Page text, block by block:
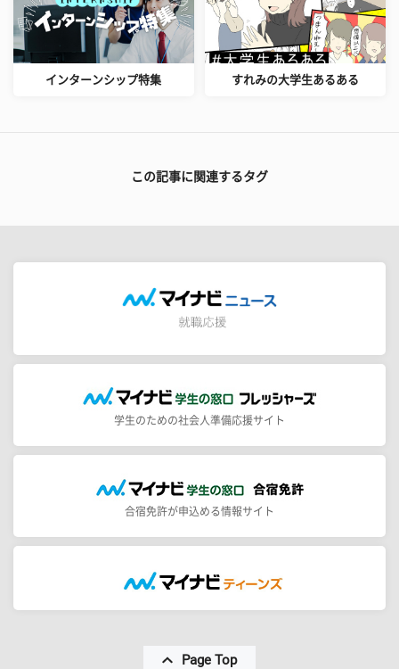
インターンシップ特集 すれみの大学生あるある
この記事に関連するタグ
学生のための社会人準備応援サイト
合宿免許が申込める情報サイト
Page Top